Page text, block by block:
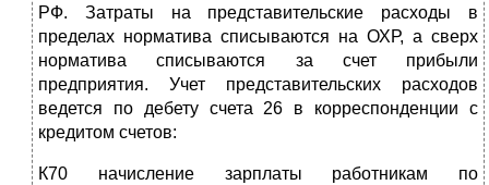
РФ. Затраты на представительские расходы в
пределах норматива списываются на ОХР, а сверх
норматива списываются за счет прибыли
предприятия. Учет представительских расходов
ведется по дебету счета 26 в корреспонденции с
кредитом счетов:
К70 начисление зарплаты работникам по